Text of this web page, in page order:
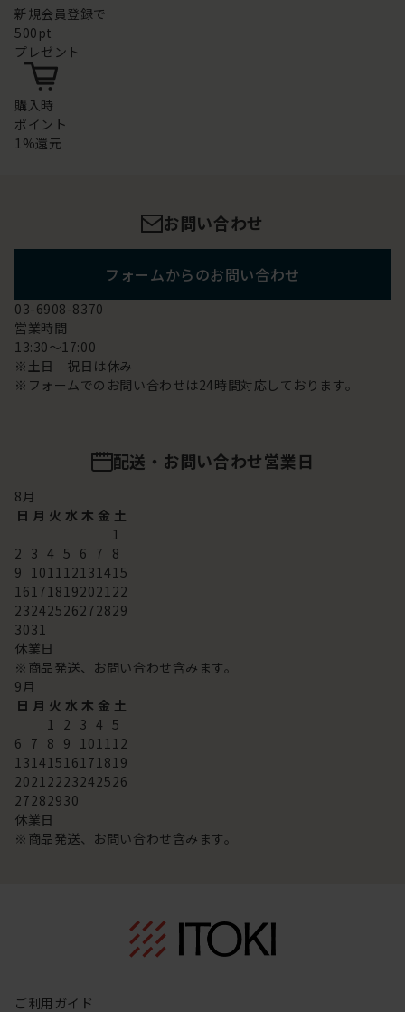
新規会員登録で
500pt
プレゼント
購入時
ポイント
1%還元
お問い合わせ
フォームからのお問い合わせ
03-6908-8370
営業時間
13:30～17:00
※土日 祝日は休み
※フォームでのお問い合わせは24時間対応しております。
配送・お問い合わせ営業日
8月
日 月 火 水 木 金 土
1
2 3 4 5 6 7 8
9 101112131415
16171819202122
23242526272829
3031
休業日
※商品発送、お問い合わせ含みます。
9月
日 月 火 水 木 金 土
1 2 3 4 5
6 7 8 9 101112
13141516171819
20212223242526
27282930
休業日
※商品発送、お問い合わせ含みます。
ご利用ガイド